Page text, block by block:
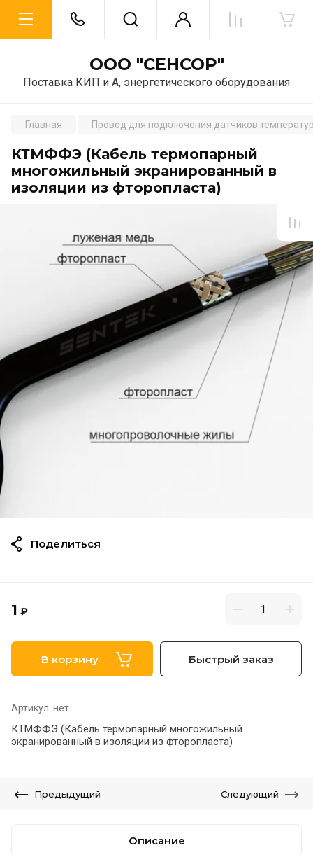
ООО "СЕНСОР"
Поставка КИП и А, энергетического оборудования
Главная Провод для подключения датчиков
КТМФФЭ (Кабель термопарный
многожильный экранированный в
изоляции из фторопласта)
1 ₽
В корзину Быстрый заказ
Артикул: нет
КТМФФЭ (Кабель термопарный многожильный
экранированный в изоляции из фторопласта)
Поделиться
Предыдущий Следующий
Описание